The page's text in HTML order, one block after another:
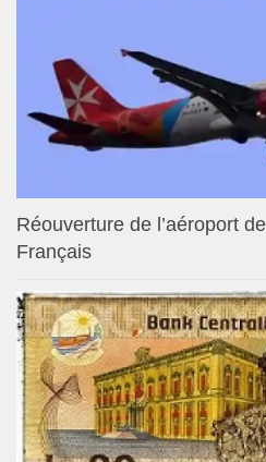
Réouverture de l’aéroport
Français